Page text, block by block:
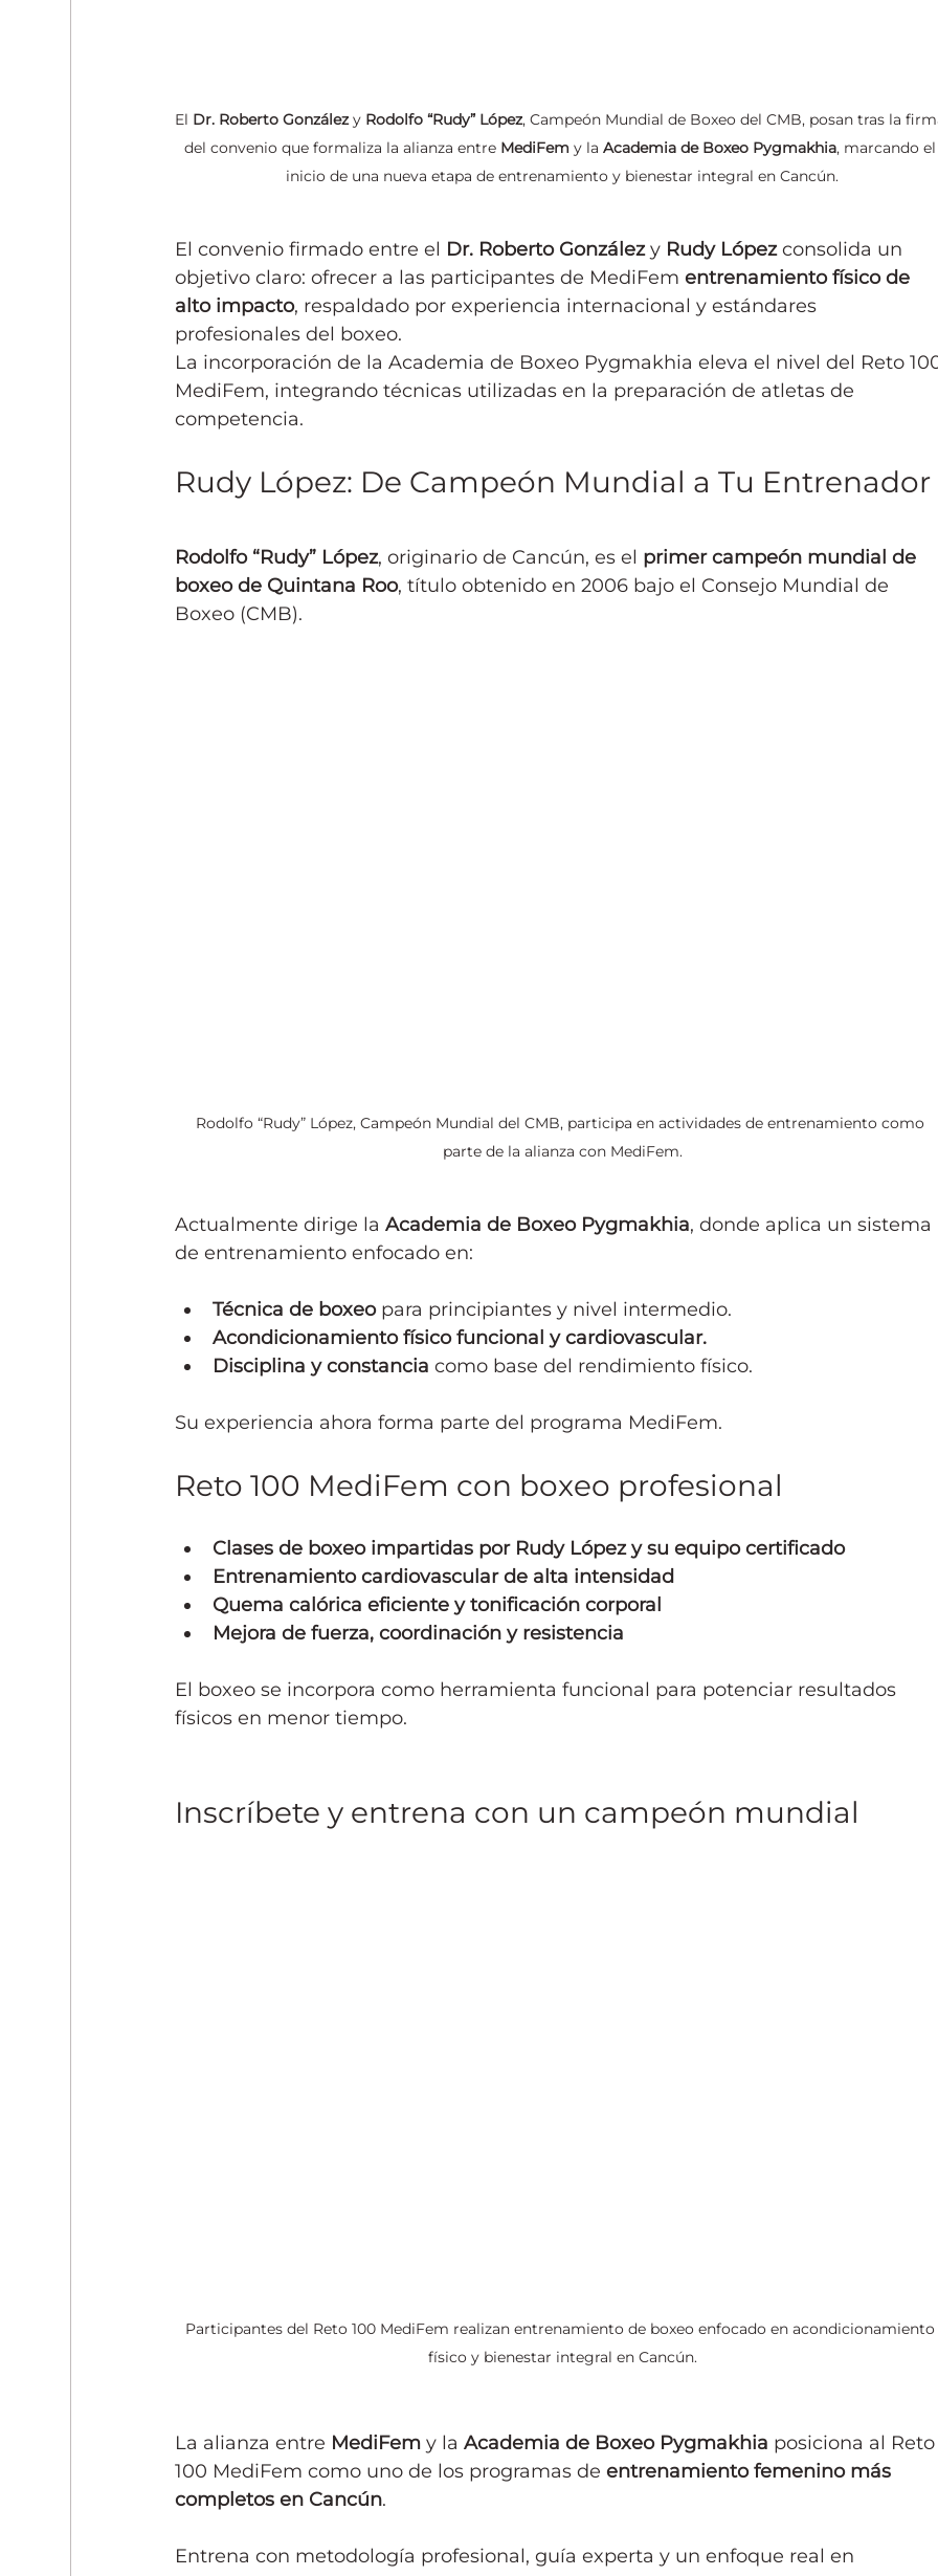
El Dr. Roberto González y Rodolfo “Rudy” López, Campeón Mundial de Boxeo del CMB, posan tras la
del convenio que formaliza la alianza entre MediFem y la Academia de Boxeo Pygmakhia, marcando
inicio de una nueva etapa de entrenamiento y bienestar integral en Cancún.
El convenio firmado entre el Dr. Roberto González y Rudy López consolida un
objetivo claro: ofrecer a las participantes de MediFem entrenamiento físico de
alto impacto, respaldado por experiencia internacional y estándares
profesionales del boxeo.
La incorporación de la Academia de Boxeo Pygmakhia eleva el nivel del Reto
MediFem, integrando técnicas utilizadas en la preparación de atletas de
competencia.
Rudy López: De Campeón Mundial a Tu Entrenador
Rodolfo “Rudy” López, originario de Cancún, es el primer campeón mundial de
boxeo de Quintana Roo, título obtenido en 2006 bajo el Consejo Mundial de
Boxeo (CMB).
Rodolfo “Rudy” López, Campeón Mundial del CMB, participa en actividades de entrenamiento como
parte de la alianza con MediFem.
Actualmente dirige la Academia de Boxeo Pygmakhia, donde aplica un sistema
de entrenamiento enfocado en:
Técnica de boxeo para principiantes y nivel intermedio.
Acondicionamiento físico funcional y cardiovascular.
Disciplina y constancia como base del rendimiento físico.
Su experiencia ahora forma parte del programa MediFem.
Reto 100 MediFem con boxeo profesional
Clases de boxeo impartidas por Rudy López y su equipo certificado
Entrenamiento cardiovascular de alta intensidad
Quema calórica eficiente y tonificación corporal
Mejora de fuerza, coordinación y resistencia
El boxeo se incorpora como herramienta funcional para potenciar resultados
físicos en menor tiempo.
Inscríbete y entrena con un campeón mundial
Participantes del Reto 100 MediFem realizan entrenamiento de boxeo enfocado en
físico y bienestar integral en Cancún.
La alianza entre MediFem y la Academia de Boxeo Pygmakhia posiciona al
100 MediFem como uno de los programas de entrenamiento femenino más
completos en Cancún.
Entrena con metodología profesional, guía experta y un enfoque real en